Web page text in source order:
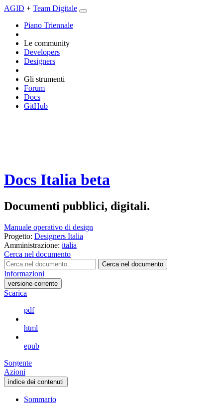
AGID + Team Digitale
Piano Triennale
Le community
Developers
Designers
Gli strumenti
Forum
Docs
GitHub
Docs Italia beta
Documenti pubblici, digitali.
Manuale operativo di design
Progetto: Designers Italia
Amministrazione: italia
Cerca nel documento
Cerca nel documento
Informazioni
versione-corrente
Scarica
pdf
html
epub
Sorgente
Azioni
indice dei contenuti
Sommario